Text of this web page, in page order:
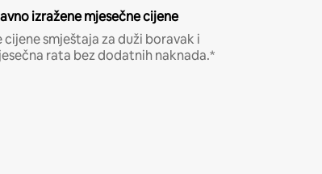
izražene mjesečne cijene
cijene smještaja za duži boravak i
rata bez dodatnih naknada.*